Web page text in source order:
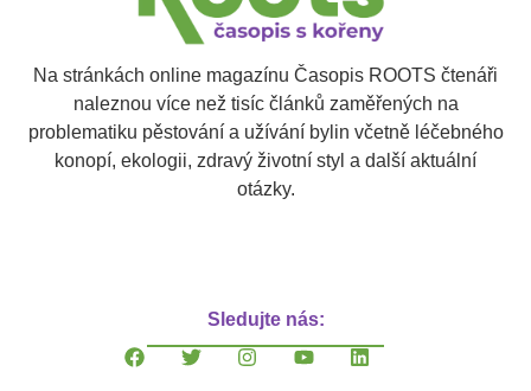
Na stránkách online magazínu Časopis ROOTS čtenáři
naleznou více než tisíc článků zaměřených na
problematiku pěstování a užívání bylin včetně léčebného
konopí, ekologii, zdravý životní styl a další aktuální
otázky.
Sledujte nás: